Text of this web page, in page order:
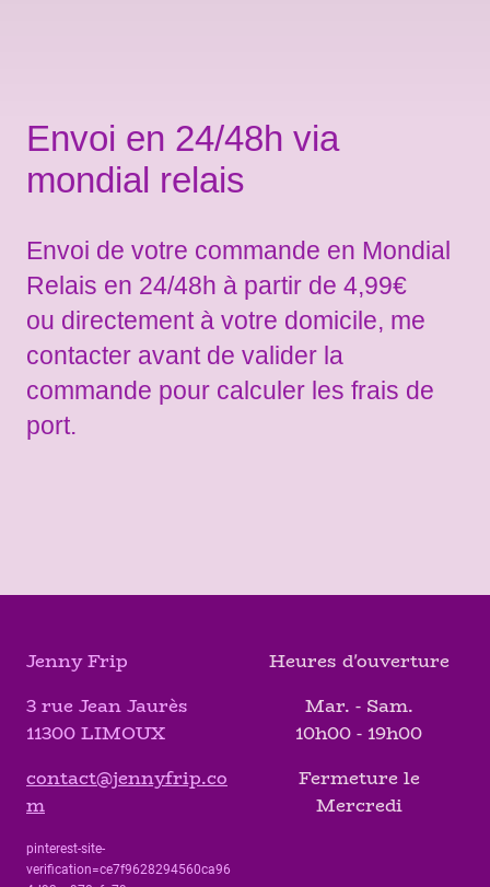
Envoi en 24/48h via
mondial relais
Envoi de votre commande en Mondial
Relais en 24/48h à partir de 4,99€
ou directement à votre domicile, me
contacter avant de valider la
commande pour calculer les frais de
port.
Jenny Frip
3 rue Jean Jaurès
11300 LIMOUX
contact@jennyfrip.co
m
pinterest-site-
verification=ce7f9628294560ca96
Heures d'ouverture
Mar. - Sam.
10h00 - 19h00
Fermeture le
Mercredi